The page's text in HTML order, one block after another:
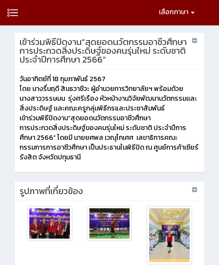
เลือกภาษา
เข้าร่วมพิธีปิดงาน“สุดยอดนวัตกรรมอาชีวศึกษา
การประกวดสิ่งประดิษฐ์ของคนรุ่นใหม่ ระดับชาติ
ประจำปีการศึกษา 2566”
วันอาทิตย์ที่ 18 กุมภาพันธ์ 2567
โดย นางรื่นฤดี สินธวาชีวะ ผู้อำนวยการวิทยาลัยฯ พร้อมด้วย
นางสาววรรษมน รุ่งศรีเรือง หัวหน้างานวิจัยพัฒนานวัตกรรมเเละ
สิ่งประดิษฐ์ เเละคณะครูกลุ่มพิธีกรและประชาสัมพันธ์
เข้าร่วมพิธีปิดงาน“สุดยอดนวัตกรรมอาชีวศึกษา
การประกวดสิ่งประดิษฐ์ของคนรุ่นใหม่ ระดับชาติ ประจำปีการ
ศึกษา 2566” โดยมี นายยศพล เวณุโกเศศ เลขาธิการคณะ
กรรมการการอาชีวศึกษา เป็นประธานในพิธีปิด ณ ศูนย์การค้าเซียร์
รังสิต จังหวัดปทุมธานี
รูปภาพที่เกี่ยวข้อง